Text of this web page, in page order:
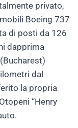
privato,
Boeing 737
di posti da 126
dapprima
dal
la propria
“Henry